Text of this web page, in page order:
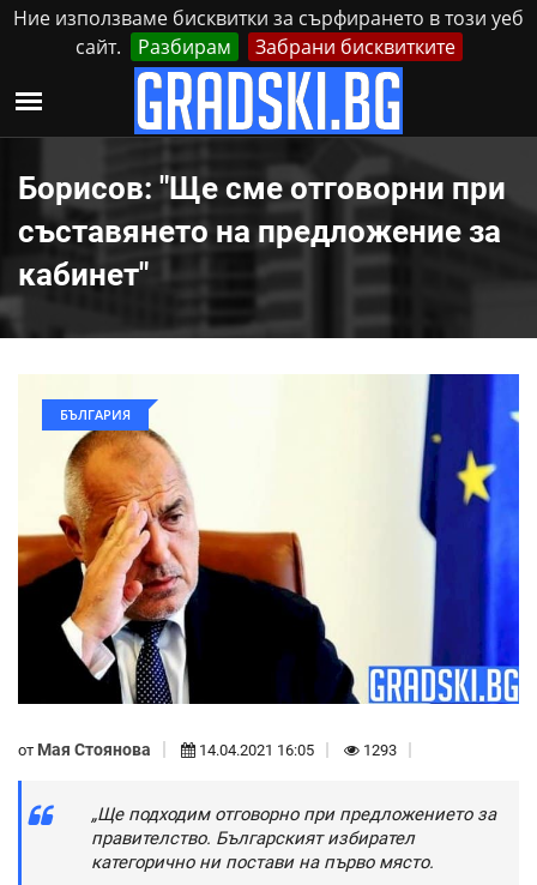
Ние използваме бисквитки за сърфирането в този уеб
сайт.
Разбирам Забрани бисквитките
Петък, 7 Август, 2026 Реклама Контакти
Борисов: "Ще сме отговорни при
съставянето на предложение за
кабинет"
БЪЛГАРИЯ
от Мая Стоянова 14.04.2021 16:05 1293
„Ще подходим отговорно при предложението за
правителство. Българският избирател
категорично ни постави на първо място.